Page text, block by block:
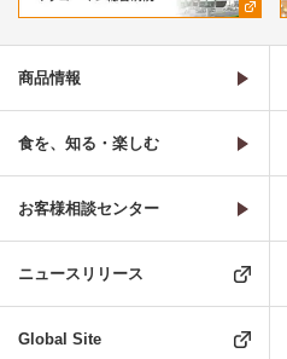
商品情報
食を、知る・楽しむ
お客様相談センター
ニュースリリース
Global Site